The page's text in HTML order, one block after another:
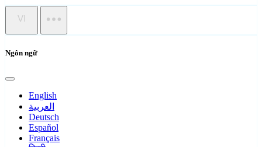
VI
Ngôn ngữ
English
العربية
Deutsch
Español
Français